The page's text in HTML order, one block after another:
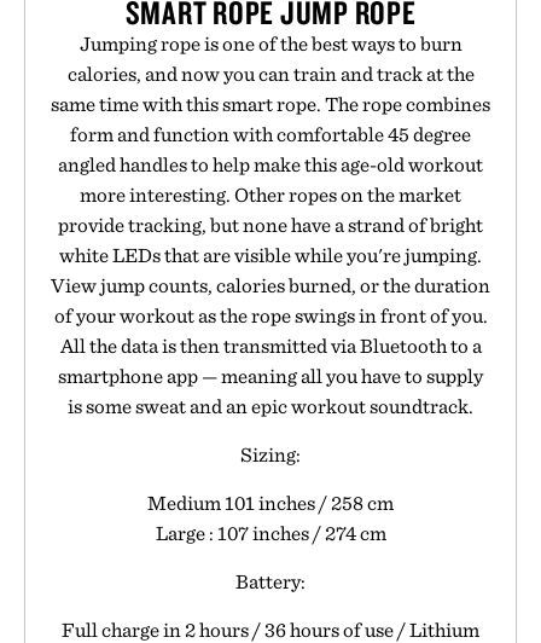
SMART ROPE JUMP ROPE
Jumping rope is one of the best ways to burn
calories, and now you can train and track at the
same time with this smart rope. The rope combines
form and function with comfortable 45 degree
angled handles to help make this age-old workout
more interesting. Other ropes on the market
provide tracking, but none have a strand of bright
white LEDs that are visible while you're jumping.
View jump counts, calories burned, or the duration
of your workout as the rope swings in front of you.
All the data is then transmitted via Bluetooth to a
smartphone app — meaning all you have to supply
is some sweat and an epic workout soundtrack.
Sizing:
Medium 101 inches / 258 cm
Large : 107 inches / 274 cm
Battery:
Full charge in 2 hours / 36 hours of use / Lithium